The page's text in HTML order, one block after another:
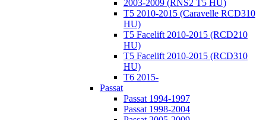
2003-2009 (RNS2 T5 HU)
T5 2010-2015 (Caravelle RCD310
HU)
T5 Facelift 2010-2015 (RCD210
HU)
T5 Facelift 2010-2015 (RCD310
HU)
T6 2015-
Passat
Passat 1994-1997
Passat 1998-2004